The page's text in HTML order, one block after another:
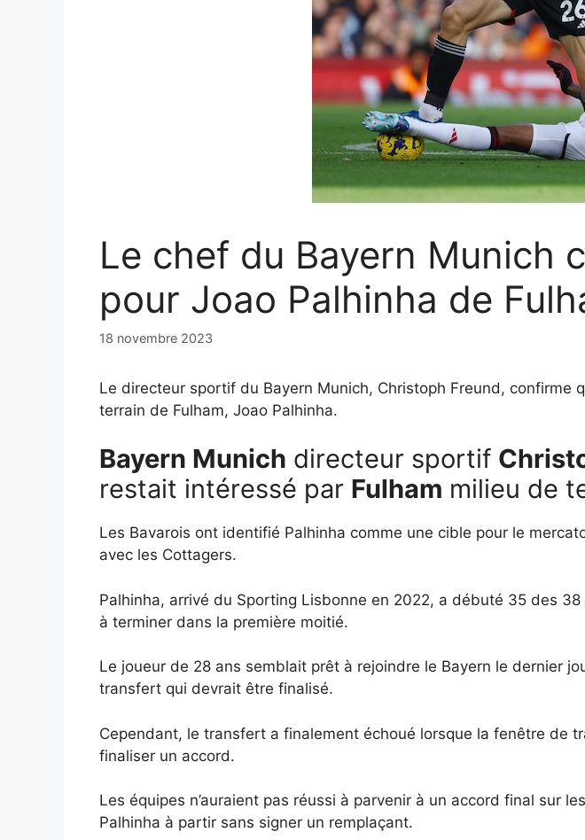
Le chef du Bayern Munich
pour Joao Palhinha de
18 novembre 2023
Le directeur sportif du Bayern Munich, Christoph Freund,
terrain de Fulham, Joao Palhinha.
Bayern Munich directeur sportif
restait intéressé par Fulham milieu de
Les Bavarois ont identifié Palhinha comme une cible pour le
avec les Cottagers.
Palhinha, arrivé du Sporting Lisbonne en 2022, a débuté 35 des
à terminer dans la première moitié.
Le joueur de 28 ans semblait prêt à rejoindre le Bayern le dernier
transfert qui devrait être finalisé.
Cependant, le transfert a finalement échoué lorsque la fenêtre de
finaliser un accord.
Les équipes n’auraient pas réussi à parvenir à un accord final sur
Palhinha à partir sans signer un remplaçant.